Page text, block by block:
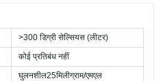
>300 डिग्री सेल्सियस (लीटर)
कोई प्रतिबंध नहीं
घुलनशील25मिलीग्राम/एमएल